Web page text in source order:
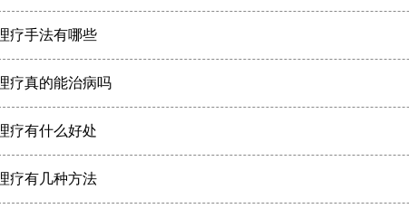
疗手法有哪些
疗真的能治病吗
疗有什么好处
疗有几种方法